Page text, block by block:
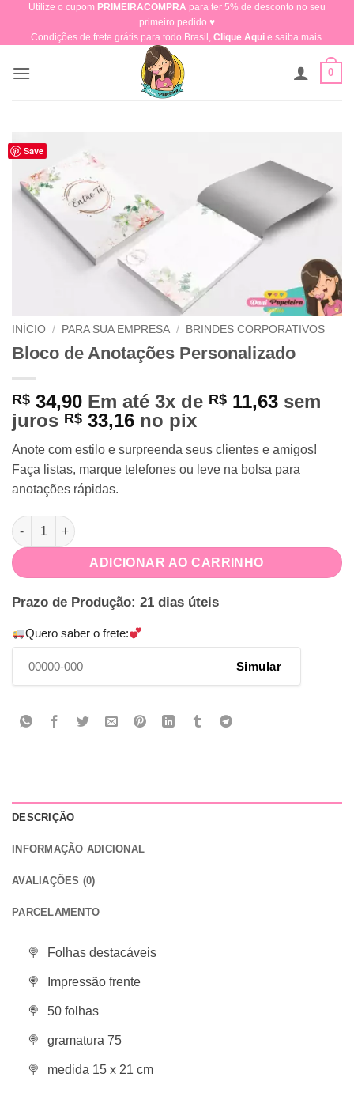
content
Utilize o cupom PRIMEIRACOMPRA para ter 5% de desconto no seu
primeiro pedido ♥​
Condições de frete grátis para todo Brasil, Clique Aquie saiba mais.
0
Save
INÍCIO / PARA SUA EMPRESA / BRINDES CORPORATIVOS
Bloco de Anotações Personalizado
R$ 34,90 Em até 3x de R$ 11,63 sem
juros R$ 33,16 no pix
Anote com estilo e surpreenda seus clientes e amigos!
Faça listas, marque telefones ou leve na bolsa para
anotações rápidas.
Bloco de Anotações Personalizado quantidade
ADICIONAR AO CARRINHO
Prazo de Produção: 21 dias úteis
Quero saber o frete:
Simular
DESCRIÇÃO
INFORMAÇÃO ADICIONAL
AVALIAÇÕES (0)
PARCELAMENTO
Folhas destacáveis
Impressão frente
50 folhas
gramatura 75
medida 15 x 21 cm